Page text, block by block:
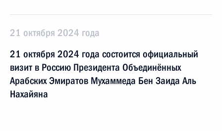
21 октября 2024 года
21 октября 2024 года состоится официальный
визит в Россию Президента Объединённых
Арабских Эмиратов Мухаммеда Бен Заида Аль
Нахайяна